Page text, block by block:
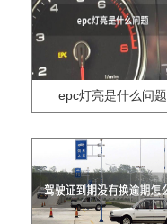
epc灯亮是什么问题